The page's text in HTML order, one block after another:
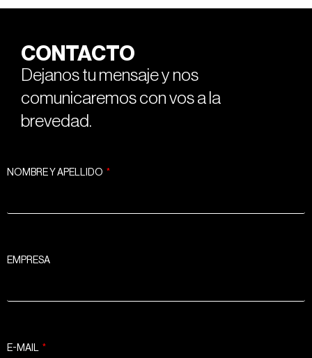
CONTACTO
Dejanos tu mensaje y nos
comunicaremos con vos a la
brevedad.
NOMBRE Y APELLIDO
EMPRESA
E-MAIL